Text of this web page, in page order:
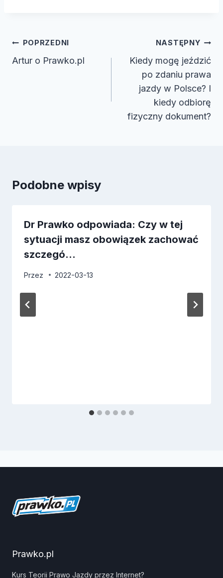
Nawigacja
wpisu
POPRZEDNI
Artur o Prawko.pl
NASTĘPNY
Kiedy mogę jeździć
po zdaniu prawa
jazdy w Polsce? I
kiedy odbiorę
fizyczny dokument?
Podobne wpisy
Dr Prawko odpowiada: Czy w tej
sytuacji masz obowiązek zachować
szczegó…
Przez 2022-03-13
Prawko.pl
Kurs Teorii Prawo Jazdy przez Internet?